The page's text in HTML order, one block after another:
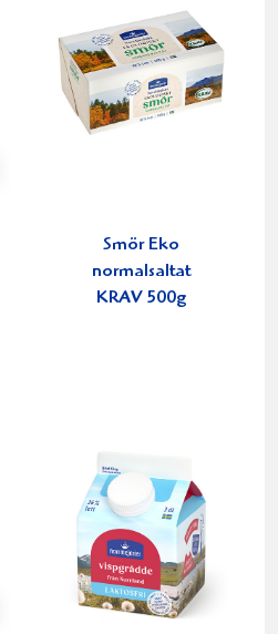
Smör Eko
normalsaltat
KRAV 500g